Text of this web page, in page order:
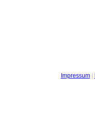
Impressum|